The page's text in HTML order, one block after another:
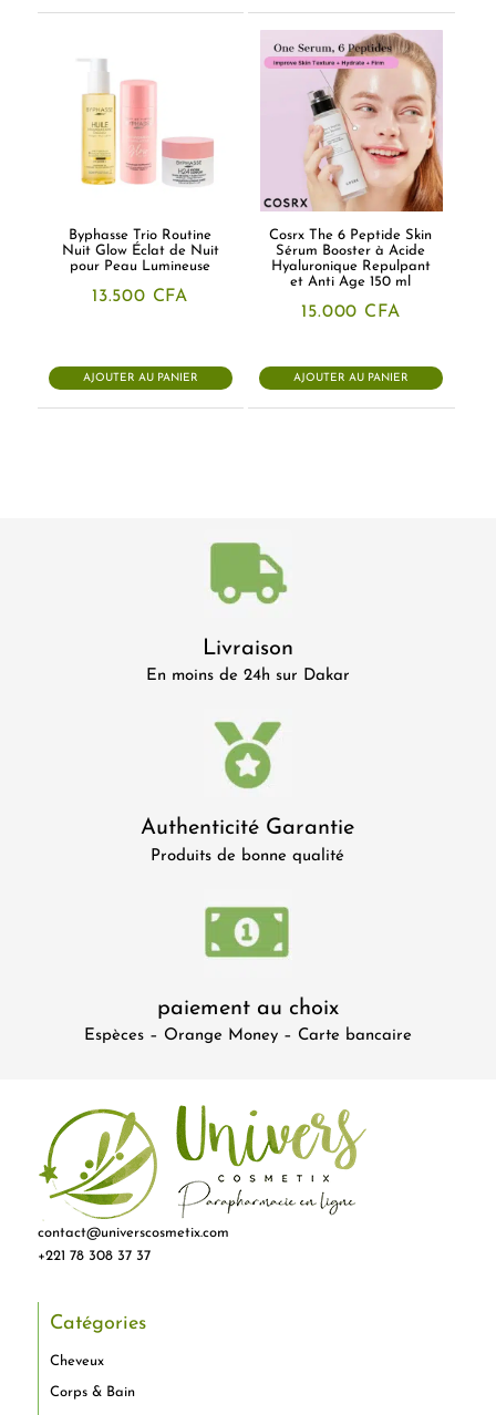
Byphasse Trio Routine
Nuit Glow Éclat de Nuit
pour Peau Lumineuse
13.500 CFA
AJOUTER AU PANIER
Cosrx The 6 Peptide Skin
Sérum Booster à Acide
Hyaluronique Repulpant
et Anti Age 150 ml
15.000 CFA
AJOUTER AU PANIER
Livraison
En moins de 24h sur Dakar
Authenticité Garantie
Produits de bonne qualité
paiement au choix
Espèces – Orange Money – Carte bancaire
contact@universcosmetix.com
+221 78 308 37 37
Catégories
Cheveux
Corps & Bain